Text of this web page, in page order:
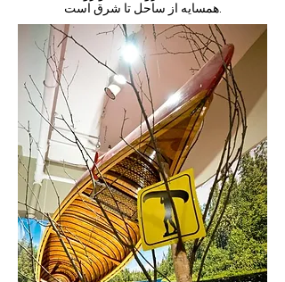
همسایه از ساحل تا شرق است.